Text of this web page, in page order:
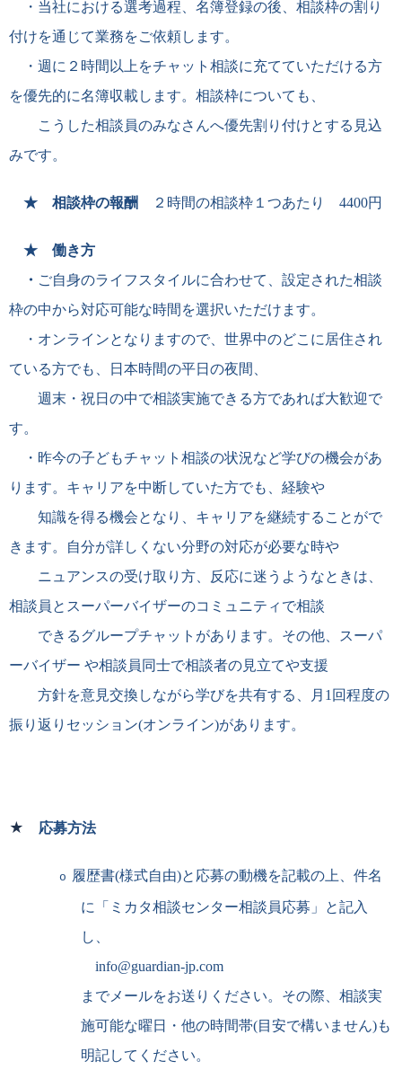
・ 当社における選考過程、名簿登録の後、相談枠の割り
付けを通じて業務をご依頼します。
・ 週に２時間以上をチャット相談に充てていただける方
を優先的に名簿収載します。相談枠についても、
こうした相談員のみなさんへ優先割り付けとする見込
みです。
★ 相談枠の報酬 ２時間の相談枠１つあたり 4400円
★ 働き方
・ ご自身のライフスタイルに合わせて、設定された相談
枠の中から対応可能な時間を選択いただけます。
・ オンラインとなりますので、世界中のどこに居住され
ている方でも、日本時間の平日の夜間、
週末・祝日の中で相談実施できる方であれば大歓迎で
す。
・ 昨今の子どもチャット相談の状況など学びの機会があ
ります。キャリアを中断していた方でも、経験や
知識を得る機会となり、キャリアを継続することがで
きます。自分が詳しくない分野の対応が必要な時や
ニュアンスの受け取り方、反応に迷うようなときは、
相談員とスーパーバイザーのコミュニティで相談
できるグループチャットがあります。その他、スーパ
ーバイザー や相談員同士で相談者の見立てや支援
方針を意見交換しながら学びを共有する、月 1回程度の
振り返りセッション(オンライン)があります。
★ 応募方法
o 履歴書(様式自由)と応募の動機を記載の上、件名
に「ミカタ相談センター相談員応募」と記入
し、
info@guardian-jp.com
までメールをお送りください。その際、相談実
施可能な曜日・他の時間帯(目安で構いません)も
明記してください。